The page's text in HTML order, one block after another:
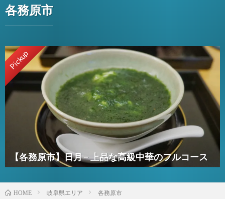
各務原市
Pickup
【各務原市】日月 − 上品な高級中華のフルコース
HOME 岐阜県エリア 各務原市